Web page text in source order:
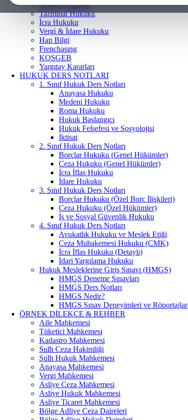
Medeni Hukuku
Tazminat Hukuku
İcra Hukuku
Vergi & İdare Hukuku
Hap Bilgi
Frenchasıng
KOSGEB
Yargıtay Kararları
HUKUK DERS NOTLARI
1. Sınıf Hukuk Ders Notları
Anayasa Hukuku
Medeni Hukuku
Roma Hukuku
Hukuk Başlangıcı
Hukuk Felsefesi ve Sosyolojisi
İktisat
2. Sınıf Hukuk Ders Notları
Borçlar Hukuku (Genel Hükümler)
Ceza Hukuku (Genel Hükümler)
İcra İflas Hukuku
İdare Hukuku
3. Sınıf Hukuk Ders Notları
Borçlar Hukuku (Özel Borç İlişkileri)
Ceza Hukuku (Özel Hükümler)
İş ve Sosyal Güvenlik Hukuku
4. Sınıf Hukuk Ders Notları
Avukatlık Hukuku ve Meslek Etiği
Ceza Muhakemesi Hukuku (CMK)
İcra İflas Hukuku (Detaylı)
İdari Yargılama Hukuku
Hukuk Mesleklerine Giriş Sınavı (HMGS)
HMGS Deneme Sınavları
HMGS Ders Notları
HMGS Nedir?
HMGS Sınav Deneyimleri ve Röportajlar
ÖRNEK DILEKÇE & REHBER
Aile Mahkemesi
Tüketici Mahkemesi
Kadastro Mahkemesi
Sulh Ceza Hakimliği
Sulh Hukuk Mahkemesi
Anayasa Mahkemesi
Vergi Mahkemesi
Asliye Ceza Mahkemesi
Asliye Hukuk Mahkemesi
Asliye Ticaret Mahkemesi
Bölge Adliye Ceza Daireleri